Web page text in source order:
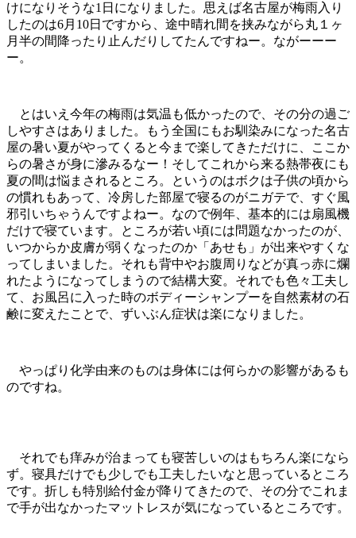
けになりそうな1日になりました。思えば名古屋が梅雨入り
したのは6月10日ですから、途中晴れ間を挟みながら丸１ヶ
月半の間降ったり止んだりしてたんですねー。ながーーー
ー。
とはいえ今年の梅雨は気温も低かったので、その分の過ご
しやすさはありました。もう全国にもお馴染みになった名古
屋の暑い夏がやってくると今まで楽してきただけに、ここか
らの暑さが身に滲みるなー！そしてこれから来る熱帯夜にも
夏の間は悩まされるところ。というのはボクは子供の頃から
の慣れもあって、冷房した部屋で寝るのがニガテで、すぐ風
邪引いちゃうんですよねー。なので例年、基本的には扇風機
だけで寝ています。ところが若い頃には問題なかったのが、
いつからか皮膚が弱くなったのか「あせも」が出来やすくな
ってしまいました。それも背中やお腹周りなどが真っ赤に爛
れたようになってしまうので結構大変。それでも色々工夫し
て、お風呂に入った時のボディーシャンプーを自然素材の石
鹸に変えたことで、ずいぶん症状は楽になりました。
やっぱり化学由来のものは身体には何らかの影響があるも
のですね。
それでも痒みが治まっても寝苦しいのはもちろん楽になら
ず。寝具だけでも少しでも工夫したいなと思っているところ
です。折しも特別給付金が降りてきたので、その分でこれま
で手が出なかったマットレスが気になっているところです。